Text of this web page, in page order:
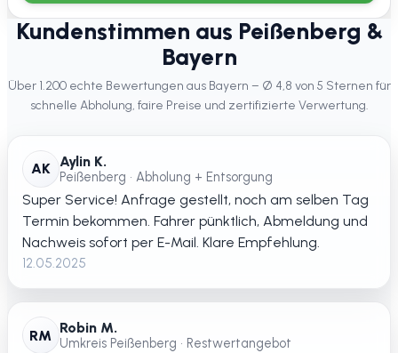
Kundenstimmen aus Peißenberg &
Bayern
Über 1.200 echte Bewertungen aus Bayern – Ø 4,8 von 5 Sternen für
schnelle Abholung, faire Preise und zertifizierte Verwertung.
AK Aylin K.
Peißenberg • Abholung + Entsorgung
Super Service! Anfrage gestellt, noch am selben Tag
Termin bekommen. Fahrer pünktlich, Abmeldung und
Nachweis sofort per E-Mail. Klare Empfehlung.
12.05.2025
RM Robin M.
Umkreis Peißenberg • Restwertangebot